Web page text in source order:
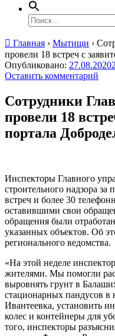
Найти:
Главная › Мытищи ›
провели 18 встреч с
Опубликовано: 27.08.2020
Оставить комментарий
Сотрудники
провели 18
портала
Инспекторы Главного
строительного надзора
встреч и более 30
оставившими свои
обращения были
указанных объектов. Об
регионального ведомства.
«На этой неделе
жителями. Мы помогли
выровнять грунт в
стационарных пандусов в
Ивантеевка, установить
колес и контейнеры для
того, инспекторы